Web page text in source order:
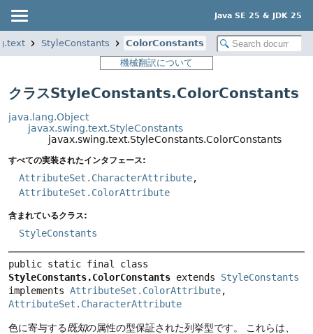
Java SE 25 & JDK 25
StyleConstants
ColorConstants
機械翻訳について
クラスStyleConstants.ColorConstants
java.lang.Object
javax.swing.text.StyleConstants
javax.swing.text.StyleConstants.ColorConstants
すべての実装されたインタフェース:
AttributeSet.CharacterAttribute,
AttributeSet.ColorAttribute
含まれているクラス:
StyleConstants
StyleConstants.ColorConstants extends StyleConstants
implements AttributeSet.ColorAttribute
AttributeSet.CharacterAttribute
色に寄与する既知の属性の型保証された列挙型です。
これらは、